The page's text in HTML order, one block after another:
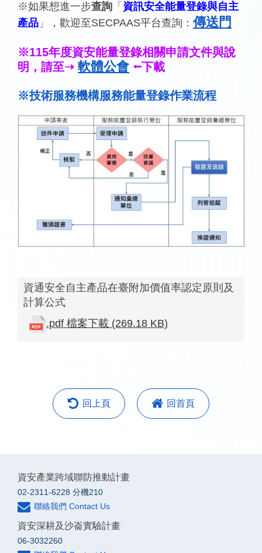
※如果想進一步查詢 「 資訊安全能量登錄與自主
產品 」，歡迎至SECPAAS平台查詢：傳送門
※115年度資安能量登錄相關申請文件與說
明，請至➝ 軟體公會 ⭠下載
※技術服務機構服務能量登錄作業流程
資通安全自主產品在臺附加價值率認定原則及
計算公式
.pdf 檔案下載 (269.18 KB)
回上頁 回首頁
資安產業跨域聯防推動計畫
02-2311-6228 分機210
聯絡我們 Contact Us
資安深耕及沙崙實驗計畫
06-3032260